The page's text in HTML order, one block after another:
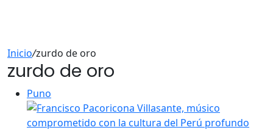
Inicio/zurdo de oro
zurdo de oro
Puno